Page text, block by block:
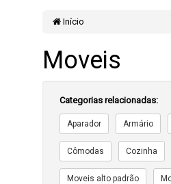
Início
Moveis
Categorias relacionadas:
Aparador Armário
Cômodas Cozinha
Moveis alto padrão